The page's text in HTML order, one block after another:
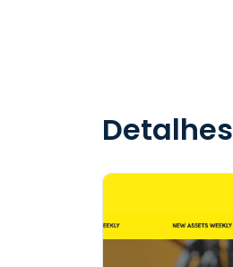
Detalhes